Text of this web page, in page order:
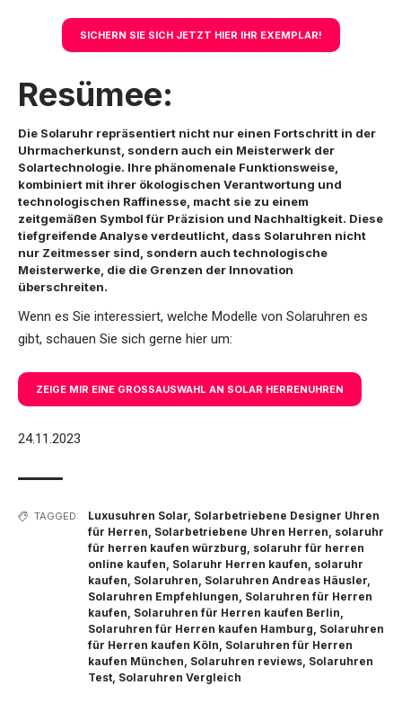
SICHERN SIE SICH JETZT HIER IHR EXEMPLAR!
Resümee:
Die Solaruhr repräsentiert nicht nur einen Fortschritt in der
Uhrmacherkunst, sondern auch ein Meisterwerk der
Solartechnologie. Ihre phänomenale Funktionsweise,
kombiniert mit ihrer ökologischen Verantwortung und
technologischen Raffinesse, macht sie zu einem
zeitgemäßen Symbol für Präzision und Nachhaltigkeit. Diese
tiefgreifende Analyse verdeutlicht, dass Solaruhren nicht
nur Zeitmesser sind, sondern auch technologische
Meisterwerke, die die Grenzen der Innovation
überschreiten.
Wenn es Sie interessiert, welche Modelle von Solaruhren es
gibt, schauen Sie sich gerne hier um:
ZEIGE MIR EINE GROSSAUSWAHL AN SOLAR HERRENUHREN
24.11.2023
TAGGED: Luxusuhren Solar, Solarbetriebene Designer Uhren
für Herren, Solarbetriebene Uhren Herren, solaruhr
für herren kaufen würzburg, solaruhr für herren
online kaufen, Solaruhr Herren kaufen, solaruhr
kaufen, Solaruhren, Solaruhren Andreas Häusler,
Solaruhren Empfehlungen, Solaruhren für Herren
kaufen, Solaruhren für Herren kaufen Berlin,
Solaruhren für Herren kaufen Hamburg, Solaruhren
für Herren kaufen Köln, Solaruhren für Herren
kaufen München, Solaruhren reviews, Solaruhren
Test, Solaruhren Vergleich